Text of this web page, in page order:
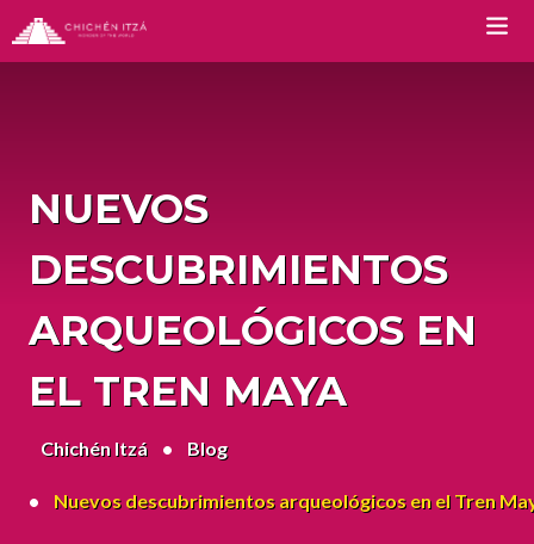
Chichen Itza Tour Classic
Chichen Itza Tour Diamante
Private Chichen Itza Tour
Luxury Chichen Itza Tour
Premium Chichen Itza Tour
NUEVOS
DESCUBRIMIENTOS
ARQUEOLÓGICOS EN
EL TREN MAYA
Chichén Itzá Blog
Nuevos descubrimientos arqueológicos en el Tren